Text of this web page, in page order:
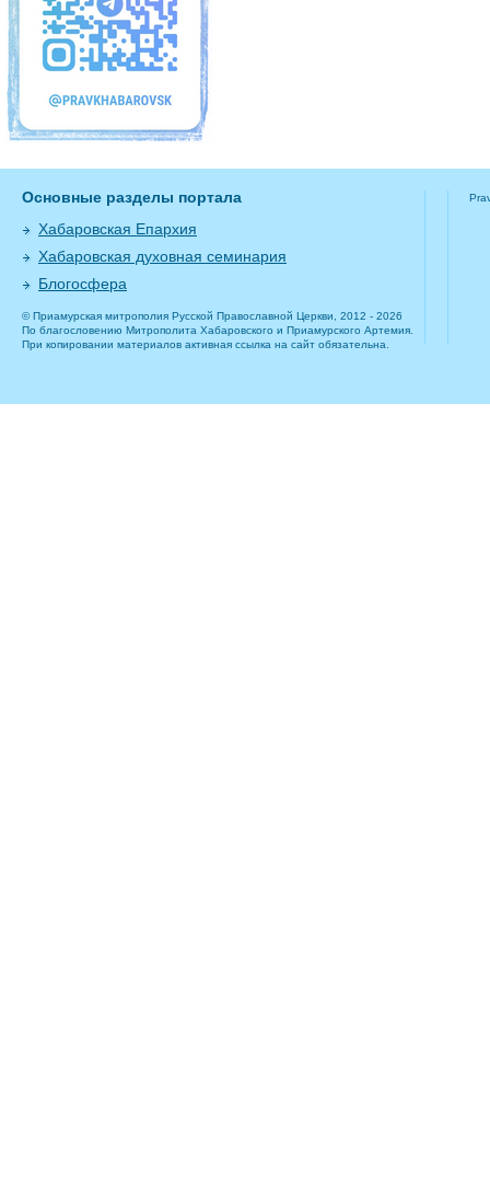
Основные разделы портала
Хабаровская Епархия
Хабаровская духовная семинария
Блогосфера
© Приамурская митрополия Русской Православной Церкви, 2012 - 2026
По благословению Митрополита Хабаровского и Приамурского Артемия.
При копировании материалов активная ссылка на сайт обязательна.